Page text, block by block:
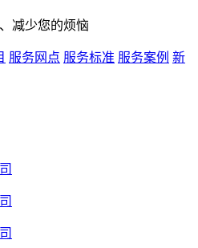
减少您的烦恼
服务网点 服务标准 服务案例 新